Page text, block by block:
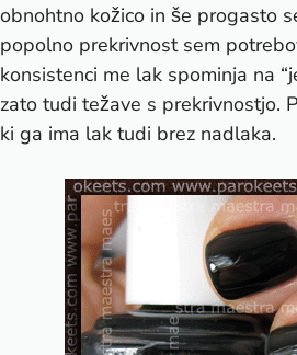
obnohtno kožico in še progasto
popolno prekrivnost sem
konsistenci me lak spominja na
zato tudi težave s prekrivnostjo.
ki ga ima lak tudi brez nadlaka.